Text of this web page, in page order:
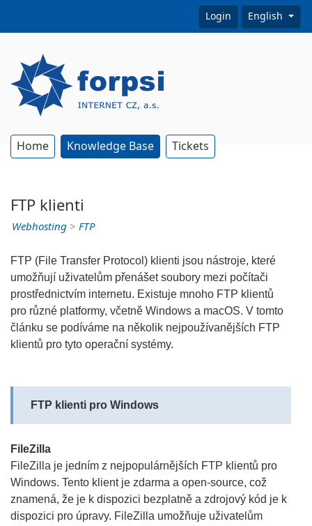
Login English
Home Knowledge Base Tickets
FTP klienti
Webhosting > FTP
FTP (File Transfer Protocol) klienti jsou nástroje, které
umožňují uživatelům přenášet soubory mezi počítači
prostřednictvím internetu. Existuje mnoho FTP klientů
pro různé platformy, včetně Windows a macOS. V tomto
článku se podíváme na několik nejpoužívanějších FTP
klientů pro tyto operační systémy.
FTP klienti pro Windows
FileZilla
FileZilla je jedním z nejpopulárnějších FTP klientů pro
Windows. Tento klient je zdarma a open-source, což
znamená, že je k dispozici bezplatně a zdrojový kód je k
dispozici pro úpravy. FileZilla umožňuje uživatelům